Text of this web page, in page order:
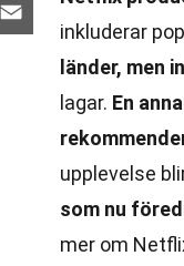
inkluderar
länder, men
lagar. En
upplevelse
som nu
mer om